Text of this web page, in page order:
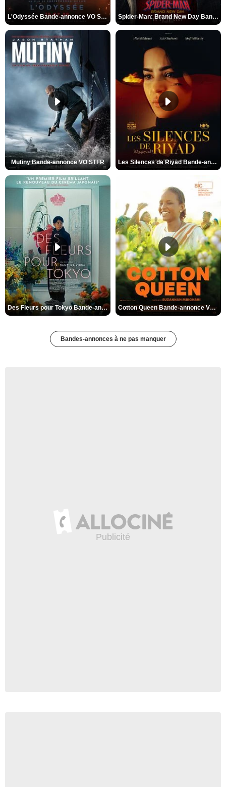
L'Odyssée Bande-annonce VO STFR Spider-Man: Brand New Day Bande-annonce VO STFR
Mutiny Bande-annonce VO STFR Les Silences de Riyad Bande-annonce VO STFR
Des Fleurs pour Tokyo Bande-annonce VO STFR Cotton Queen Bande-annonce VO STFR
Bandes-annonces à ne pas manquer